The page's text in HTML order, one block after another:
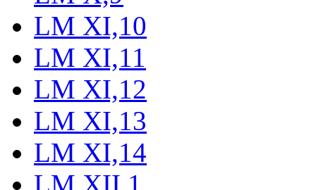
LM XI,10
LM XI,11
LM XI,12
LM XI,13
LM XI,14
LM XII,1